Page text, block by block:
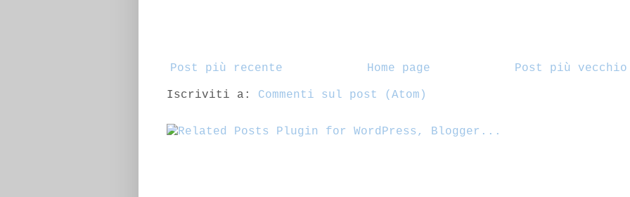
Post più recente Post più vecchio
Home page
Iscriviti a: Commenti sul post (Atom)